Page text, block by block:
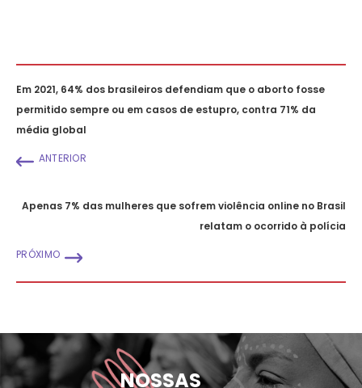
Em 2021, 64% dos brasileiros defendiam que o aborto fosse
permitido sempre ou em casos de estupro, contra 71% da
média global
ANTERIOR
Apenas 7% das mulheres que sofrem violência online no Brasil
relatam o ocorrido à polícia
PRÓXIMO
NOSSAS